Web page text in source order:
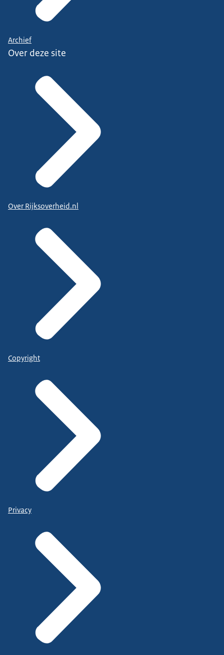
Archief
Over deze site
Over Rijksoverheid.nl
Copyright
Privacy